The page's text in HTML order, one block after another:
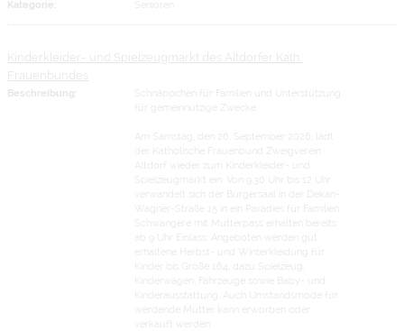
Kategorie:
Kinderkleider- und Spielzeugmarkt des Altdorfer Kath.
Beschreibung:
Schnäppchen für Familien und Unterstützung
für gemeinnützige Zwecke
Am Samstag, den 26. September 2026, lädt
der Katholische Frauenbund Zweigverein
Altdorf wieder zum Kinderkleider- und
Spielzeugmarkt ein. Von 9.30 Uhr bis 12 Uhr
verwandelt sich der Bürgersaal in der Dekan-
Wagner-Straße 15 in ein Paradies für Familien.
Schwangere mit Mutterpass erhalten bereits
ab 9 Uhr Einlass. Angeboten werden gut
erhaltene Herbst- und Winterkleidung für
Kinder bis Größe 164, dazu Spielzeug,
Kinderwägen, Fahrzeuge sowie Baby- und
Kinderausstattung. Auch Umstandsmode für
werdende Mütter kann erworben oder
verkauft werden.